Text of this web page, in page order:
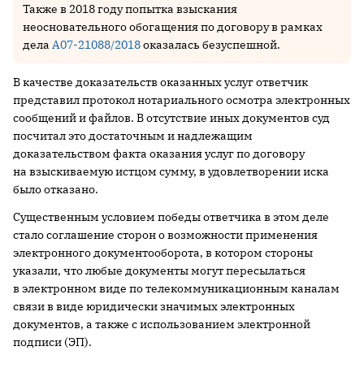
Также в 2018 году попытка взыскания
неосновательного обогащения по договору в рамках
дела А07-21088/2018оказалась безуспешной.
В качестве доказательств оказанных услуг ответчик
представил протокол нотариального осмотра электронных
сообщений и файлов. В отсутствие иных документов суд
посчитал это достаточным и надлежащим
доказательством факта оказания услуг по договору
на взыскиваемую истцом сумму, в удовлетворении иска
было отказано.
Существенным условием победы ответчика в этом деле
стало соглашение сторон о возможности применения
электронного документооборота, в котором стороны
указали, что любые документы могут пересылаться
в электронном виде по телекоммуникационным каналам
связи в виде юридически значимых электронных
документов, а также с использованием электронной
подписи (ЭП).